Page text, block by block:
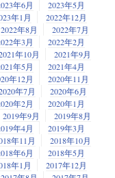
年6月
2023年5月
年1月
2022年12月
2022年8月
2022年7月
年3月
2022年2月
年10月
2021年9月
年5月
2021年4月
年12月
2020年11月
年7月
2020年6月
年2月
2020年1月
2019年9月
2019年8月
年4月
2019年3月
年11月
2018年10月
年6月
2018年5月
年1月
2017年12月